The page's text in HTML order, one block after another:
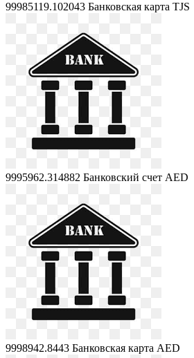
99985119.102043 Банковская карта TJS
9995962.314882 Банковский счет AED
9998942.8443 Банковская карта AED